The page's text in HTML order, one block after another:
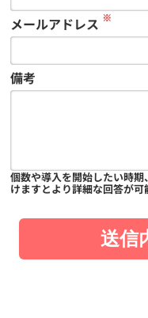
メールアドレス ※
備考
個数や導入を開始したい時
けますとより詳細な回答が可
送信